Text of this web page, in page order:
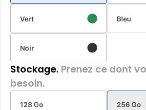
Vert Bleu
Noir
Stockage. Prenez ce dont
besoin.
128 Go 256 Go